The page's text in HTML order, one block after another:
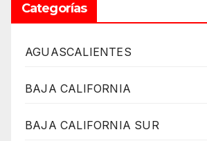
Categorías
AGUASCALIENTES
BAJA CALIFORNIA
BAJA CALIFORNIA SUR